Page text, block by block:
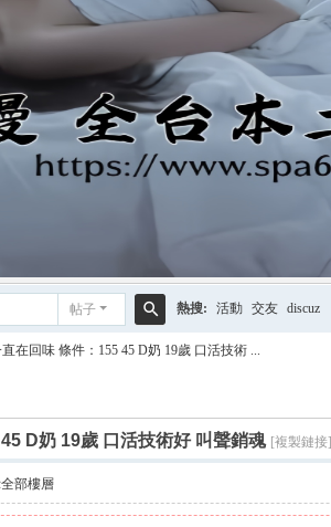
帖子
搜
熱搜: 活動 交友 discuz
在回味 條件：155 45 D奶 19歲 口活技術 ...
D奶 19歲 口活技術好 叫聲銷魂 [複製鏈接]
部樓層